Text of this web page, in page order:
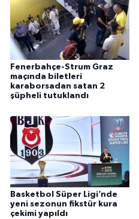
Fenerbahçe-Strum Graz
maçında biletleri
karaborsadan satan 2
şüpheli tutuklandı
Basketbol Süper Ligi’nde
yeni sezonun fikstür kura
çekimi yapıldı